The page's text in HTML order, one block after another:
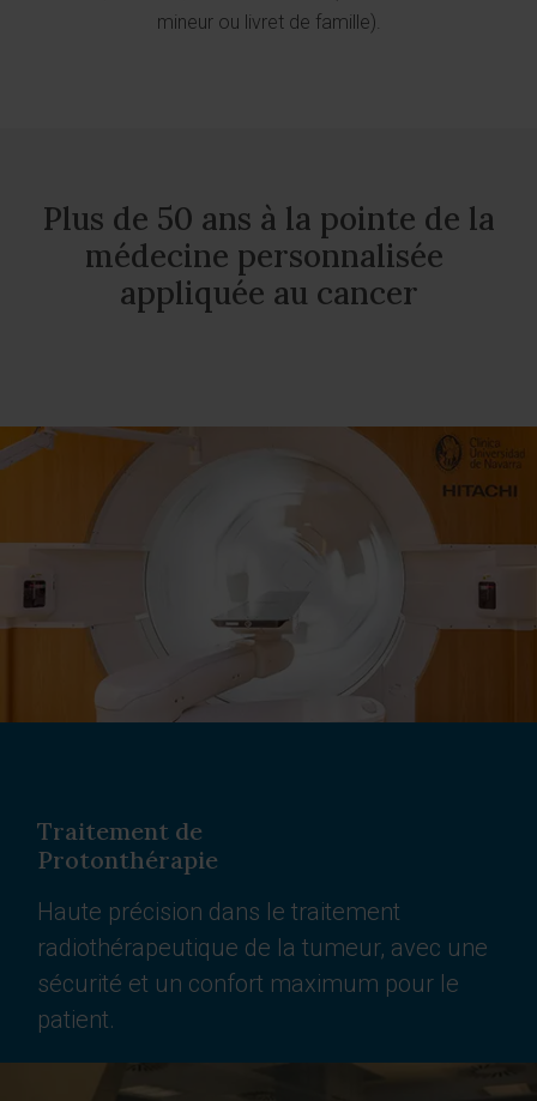
mineur ou livret de famille).
Plus de 50 ans à la pointe de la
médecine personnalisée
appliquée au cancer
Traitement de
Protonthérapie
Haute précision dans le traitement
radiothérapeutique de la tumeur, avec une
sécurité et un confort maximum pour le
patient.